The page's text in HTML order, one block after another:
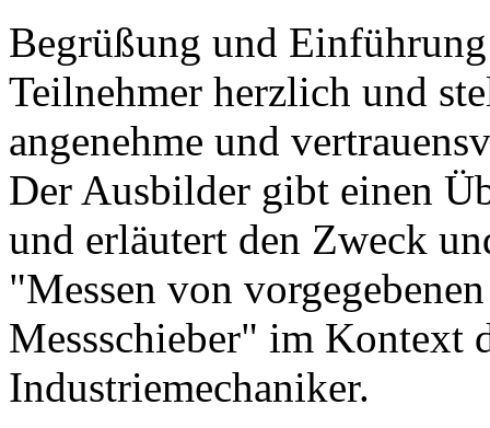
Begrüßung und
Teilnehmer herzlich und
angenehme und
Der Ausbilder gibt einen
und erläutert den Zweck
"Messen von
Messschieber" im Kontext
Industriemechaniker.